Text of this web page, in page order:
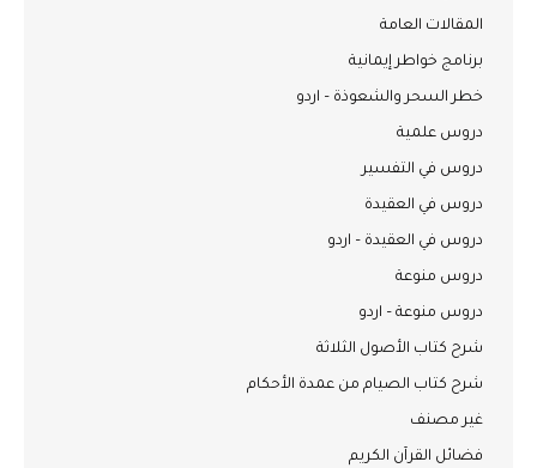
المقالات العامة
برنامج خواطر إيمانية
خطر السحر والشعوذة – اردو
دروس علمية
دروس في التفسير
دروس في العقيدة
دروس في العقيدة – اردو
دروس منوعة
دروس منوعة – اردو
شرح كتاب الأصول الثلاثة
شرح كتاب الصيام من عمدة الأحكام
غير مصنف
فضائل القرآن الكريم